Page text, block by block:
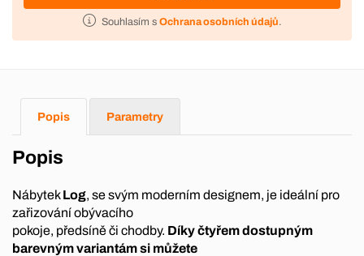
Souhlasím s Ochrana osobních údajů.
Popis Parametry
Popis
NábytekLog, se svým moderním designem, je ideální pro
zařizování obývacího
pokoje, předsíně či chodby. Díky čtyřem dostupným
barevným variantám si můžete